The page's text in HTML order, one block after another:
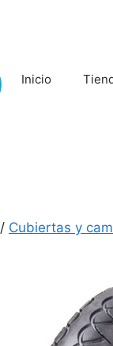
Inicio
/ Cubiertas y